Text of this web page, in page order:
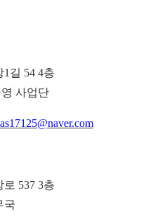
1 길 54 4층
사업단
로 537 3층
국